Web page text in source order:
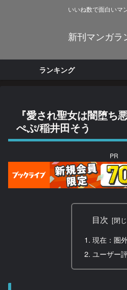
いいね数で面白いマ
新刊マンガラ
ランキング
『愛され聖女は闇堕ち
ぺぷ/稲井田そう
PR
目次
現在：圏
ユーザー